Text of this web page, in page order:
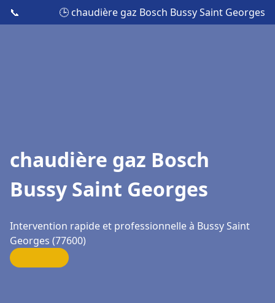
📞 🕒 chaudière gaz Bosch Bussy Saint Georges
chaudière gaz Bosch
Bussy Saint Georges
Intervention rapide et professionnelle à Bussy Saint
Georges (77600)